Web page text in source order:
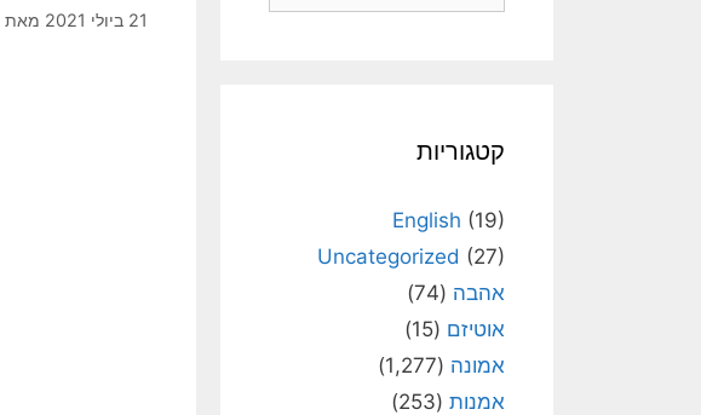
21 ביולי 2021 מאת
קטגוריות
English (19)
Uncategorized (27)
אהבה (74)
אוטיזם (15)
אמונה (1,277)
אמנות (253)